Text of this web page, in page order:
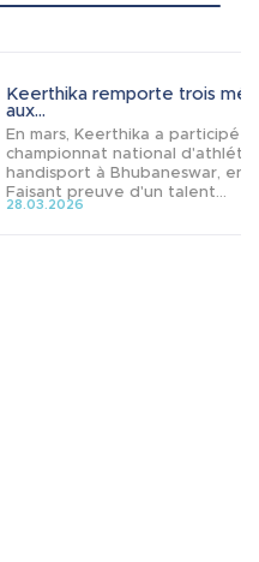
Keerthika remporte trois
aux...
En mars, Keerthika a participé
championnat national
handisport à Bhubaneswar, en
Faisant preuve d'un talent...
28.03.2026